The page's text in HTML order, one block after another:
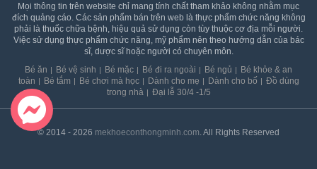
Mọi thông tin trên website chỉ mang tính chất tham khảo không nhằm mục
đích quảng cáo. Các sản phẩm bán trên web là thực phẩm chức năng không
phải là thuốc chữa bệnh, hiệu quả sử dụng còn tùy thuộc cơ địa mỗi người.
Việc sử dụng thực phẩm chức năng, mỹ phẩm nên theo hướng dẫn của bác
sĩ, dược sĩ hoặc người có chuyên môn.
Bé ăn
Bé vệ sinh Bé mặc Bé đi ra ngoài Bé ngủ
Bé khỏe & an
toàn
Bé tắm Bé chơi mà học Dành cho mẹ Dành cho bố
Đồ dùng
trong nhà
Đại lễ 30/4 -1/5
© 2014 - 2026 mekhoeconthongminh.com . All Rights Reserved